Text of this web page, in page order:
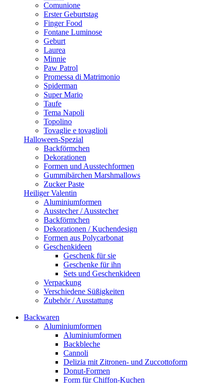
Comunione
Erster Geburtstag
Finger Food
Fontane Luminose
Geburt
Laurea
Minnie
Paw Patrol
Promessa di Matrimonio
Spiderman
Super Mario
Taufe
Tema Napoli
Topolino
Tovaglie e tovaglioli
Halloween-Spezial
Backförmchen
Dekorationen
Formen und Ausstechformen
Gummibärchen Marshmallows
Zucker Paste
Heiliger Valentin
Aluminiumformen
Ausstecher / Ausstecher
Backförmchen
Dekorationen / Kuchendesign
Formen aus Polycarbonat
Geschenkideen
Geschenk für sie
Geschenke für ihn
Sets und Geschenkideen
Verpackung
Verschiedene Süßigkeiten
Zubehör / Ausstattung
Backwaren
Aluminiumformen
Aluminiumformen
Backbleche
Cannoli
Delizia mit Zitronen- und Zuccottoform
Donut-Formen
Form für Chiffon-Kuchen